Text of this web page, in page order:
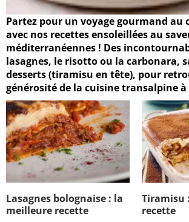
Partez pour un voyage gourmand
avec nos recettes ensoleillées au
méditerranéennes ! Des
lasagnes, le risotto ou la carbonara,
desserts (tiramisu en tête), pour
générosité de la cuisine transalpine
Lasagnes bolognaise : la
meilleure recette
Tiramisu
recette